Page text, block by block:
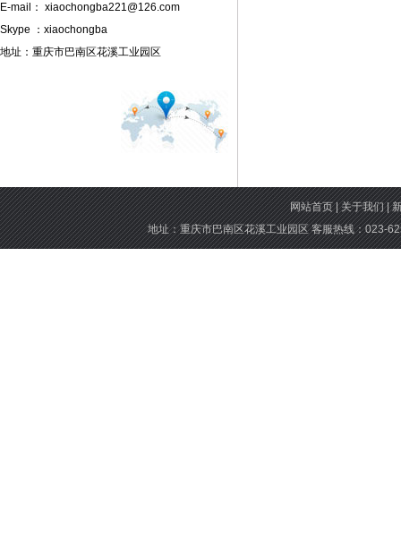
E-mail： xiaochongba221@126.com
Skype ：xiaochongba
地址：重庆市巴南区花溪工业园区
网站首页|关于我们|
地址：重庆市巴南区花溪工业园区 客服热线：023-